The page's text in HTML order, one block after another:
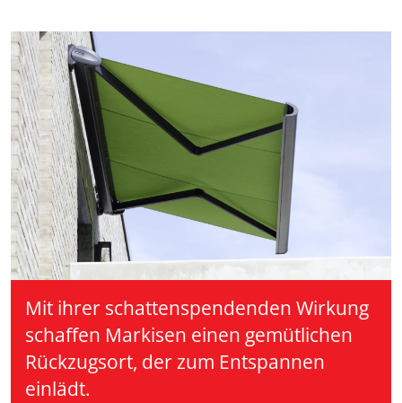
Mit ihrer schattenspendenden Wirkung
schaffen Markisen einen gemütlichen
Rückzugsort, der zum Entspannen
einlädt.